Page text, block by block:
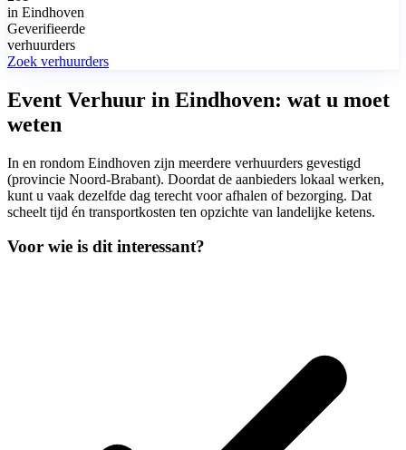
in Eindhoven
Geverifieerde
verhuurders
Zoek verhuurders
Event Verhuur in Eindhoven: wat u moet
weten
In en rondom Eindhoven zijn meerdere verhuurders gevestigd
(provincie Noord-Brabant). Doordat de aanbieders lokaal werken,
kunt u vaak dezelfde dag terecht voor afhalen of bezorging. Dat
scheelt tijd én transportkosten ten opzichte van landelijke ketens.
Voor wie is dit interessant?